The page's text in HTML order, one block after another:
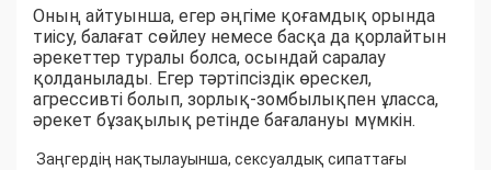
Оның айтуынша, егер әңгіме қоғамдық орында
тиісу, балағат сөйлеу немесе басқа да қорлайтын
әрекеттер туралы болса, осындай саралау
қолданылады. Егер тәртіпсіздік өрескел,
агрессивті болып, зорлық-зомбылықпен ұласса,
әрекет бұзақылық ретінде бағалануы мүмкін.
Заңгердің нақтылауынша, сексуалдық сипаттағы